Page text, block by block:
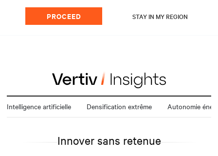
PROCEED STAY IN MY REGION
Intelligence artificielle Densification extrême Autonomie
Innover sans retenue